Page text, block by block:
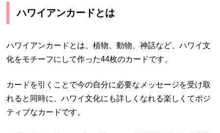
ハワイアンカードとは
ハワイアンカードとは、植物、動物、神話など、ハワイ文
化をモチーフにして作った44枚のカードです。
カードを引くことで今の自分に必要なメッセージを受け取
れると同時に、ハワイ文化にも詳しくなれる楽しくてポジ
ティブなカードです。